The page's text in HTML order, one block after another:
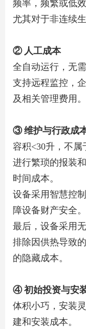
频率，频繁或低
尤其对于非连续
② 人工成本
全自动运行，无
支持远程监控，
及相关管理费用。
③ 维护与行政成
容积<30升，不
进行繁琐的报装
时间成本。
设备采用智慧控
障设备财产安全。
最后，设备采用
排除因供热导致
的隐藏成本。
④ 初始投资与安
体积小巧，安装
建和安装成本。